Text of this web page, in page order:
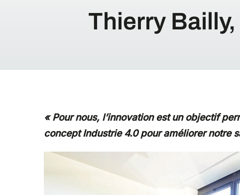
Thierry
« Pour nous, l’innovation est un objectif
concept Industrie 4.0 pour améliorer notre